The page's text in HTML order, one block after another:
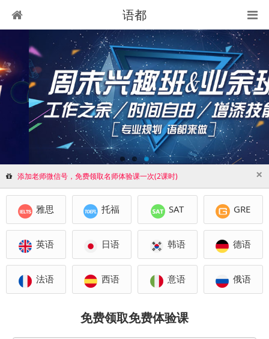
语都
×
添加老师微信号，免费领取名师体验课一次(2课时)
雅思 托福 SAT GRE
英语 日语 韩语 德语
法语 西语 意语 俄语
免费领取免费体验课